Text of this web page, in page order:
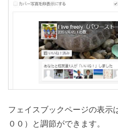
フェイスブックページの表示
００）と調節ができます。